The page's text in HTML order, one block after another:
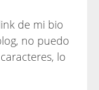
de mi bio
no puedo
lo